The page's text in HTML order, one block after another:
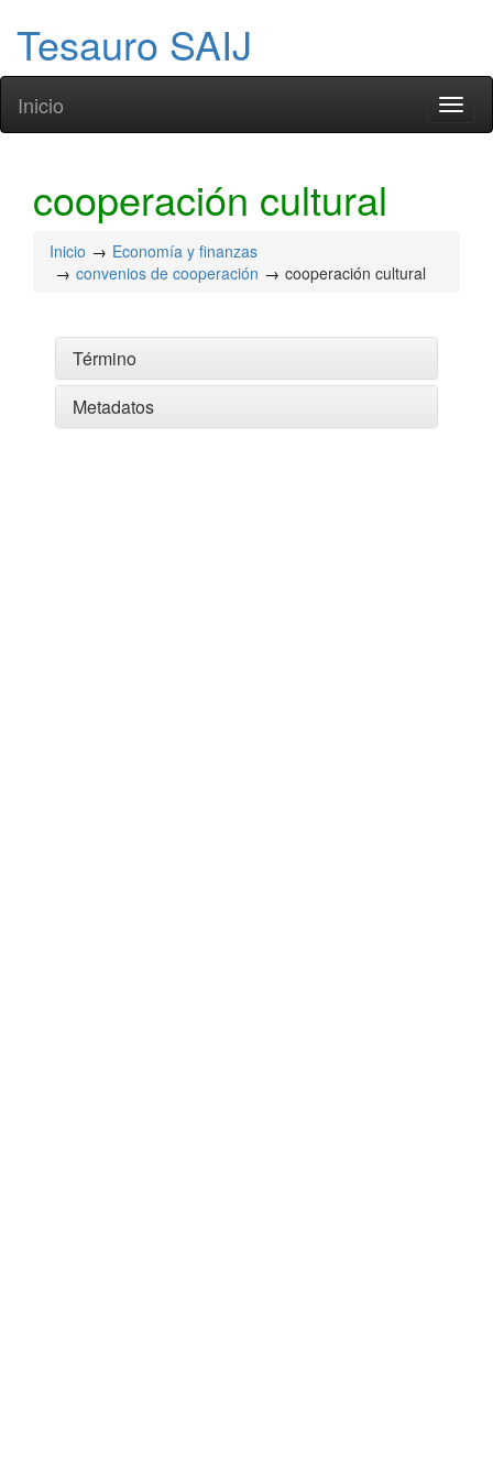
Tesauro SAIJ
Inicio
cooperación cultural
Inicio
Economía y finanzas
convenios de cooperación
cooperación cultural
Término
Metadatos